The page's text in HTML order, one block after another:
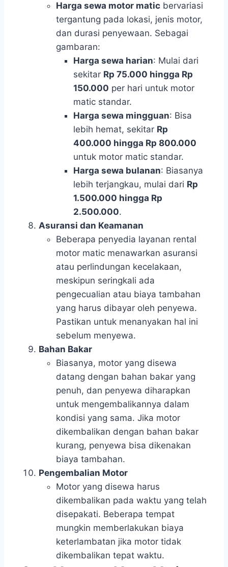
Harga sewa motor matic bervariasi
tergantung pada lokasi, jenis motor,
dan durasi penyewaan. Sebagai
gambaran:
Harga sewa harian: Mulai dari
sekitar Rp 75.000 hingga Rp
150.000 per hari untuk motor
matic standar.
Harga sewa mingguan: Bisa
lebih hemat, sekitar Rp
400.000 hingga Rp 800.000
untuk motor matic standar.
Harga sewa bulanan: Biasanya
lebih terjangkau, mulai dari Rp
1.500.000 hingga Rp
2.500.000.
Asuransi dan Keamanan
Beberapa penyedia layanan rental
motor matic menawarkan asuransi
atau perlindungan kecelakaan,
meskipun seringkali ada
pengecualian atau biaya tambahan
yang harus dibayar oleh penyewa.
Pastikan untuk menanyakan hal ini
sebelum menyewa.
Bahan Bakar
Biasanya, motor yang disewa
datang dengan bahan bakar yang
penuh, dan penyewa diharapkan
untuk mengembalikannya dalam
kondisi yang sama. Jika motor
dikembalikan dengan bahan bakar
kurang, penyewa bisa dikenakan
biaya tambahan.
Pengembalian Motor
Motor yang disewa harus
dikembalikan pada waktu yang telah
disepakati. Beberapa tempat
mungkin memberlakukan biaya
keterlambatan jika motor tidak
dikembalikan tepat waktu.